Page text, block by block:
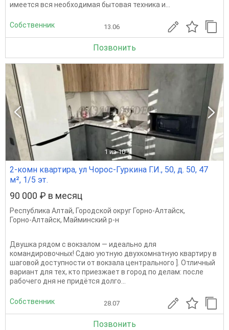
имеется вся необходимая бытовая техника и...
Собственник 13.06
Позвонить
1 из 10
2-комн квартира, ул Чорос-Гуркина Г.И., 50, д. 50, 47
м², 1/5 эт.
90 000 ₽ в месяц
Республика Алтай, Городской округ Горно-Алтайск,
Горно-Алтайск, Майминский р-н
Двушка рядом с вокзалом — идеально для
командировочных! Сдаю уютную двухкомнатную квартиру в
шаговой доступности от вокзала центрального ]. Отличный
вариант для тех, кто приезжает в город по делам: после
рабочего дня не придётся долго...
Собственник 28.07
Позвонить